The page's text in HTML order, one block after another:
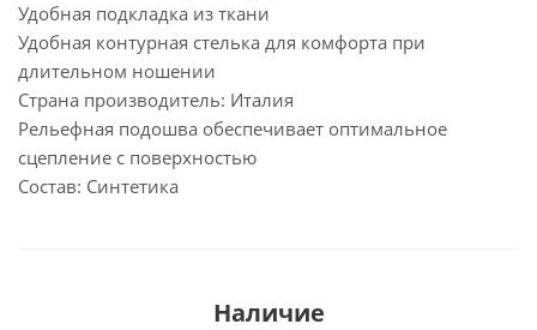
Удобная подкладка из ткани
Удобная контурная стелька для комфорта при
длительном ношении
Страна производитель: Италия
Рельефная подошва обеспечивает оптимальное
сцепление с поверхностью
Состав: Синтетика
Наличие